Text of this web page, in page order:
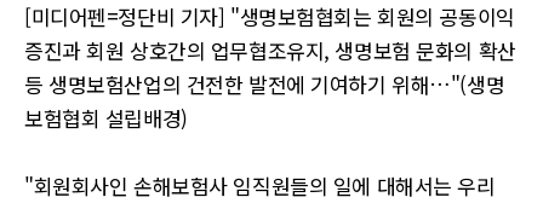
[미디어펜=정단비 기자] "생명보험협회는 회원의 공동이익
증진과 회원 상호간의 업무협조유지, 생명보험 문화의 확산
등 생명보험산업의 건전한 발전에 기여하기 위해…"(생명
보험협회 설립배경)
"회원회사인 손해보험사 임직원들의 일에 대해서는 우리